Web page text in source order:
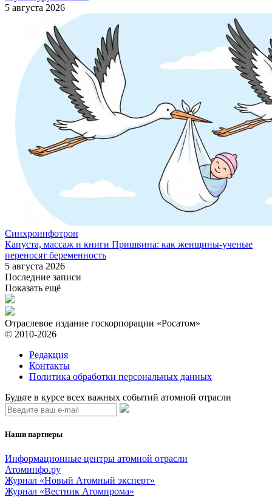
5 августа 2026
Синхроинфотрон
Капуста, массаж и книги Пришвина: как женщины-ученые
переносят беременность
5 августа 2026
Последние записи
Показать ещё
Отраслевое издание госкорпорации «Росатом»
© 2010-2026
Редакция
Контакты
Политика обработки персональных данных
Будьте в курсе всех важных событий атомной отрасли
Наши партнеры
Информационные центры атомной отрасли
Атоминфо.ру
Журнал «Новый Атомный эксперт»
Журнал «Вестник Атомпрома»